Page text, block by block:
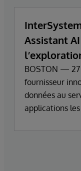
Assistant
données
BOSTON —
fournisseur
données au
applications
annonce
nouvelle
alimentée par